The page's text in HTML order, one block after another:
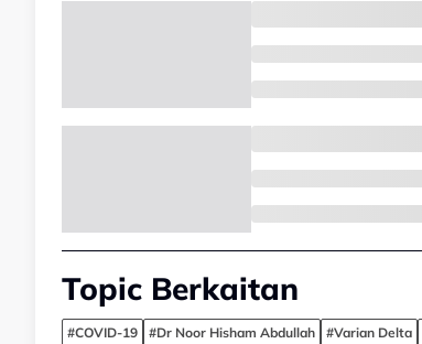
Topic Berkaitan
#COVID-19 #Dr Noor Hisham Abdullah #Varian Delta